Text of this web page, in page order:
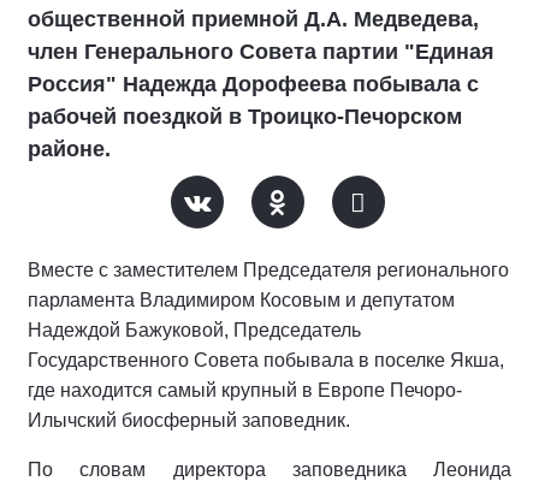
общественной приемной Д.А. Медведева,
член Генерального Совета партии "Единая
Россия" Надежда Дорофеева побывала с
рабочей поездкой в Троицко-Печорском
районе.
Вместе с заместителем Председателя регионального
парламента Владимиром Косовым и депутатом
Надеждой Бажуковой, Председатель
Государственного Совета побывала в поселке Якша,
где находится самый крупный в Европе Печоро-
Илычский биосферный заповедник.
По словам директора заповедника Леонида